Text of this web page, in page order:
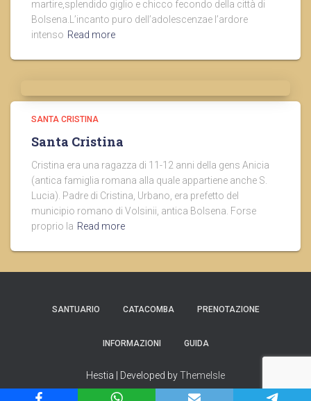
martire,splendido giglio e chicco fecondo della città di
Bolsena.L’incanto puro dell’adolescenzae l’ardore
intenso Read more
SANTA CRISTINA
Santa Cristina
Cristina era una ragazza di 11-12 anni della gens Anicia
(antica famiglia romana alla quale appartiene anche S.
Lucia). Padre di Cristina, Urbano, era prefetto del
municipio romano di Volsinii, antica Bolsena. Forse
proprio la Read more
SANTUARIO CATACOMBA PRENOTAZIONE
INFORMAZIONI GUIDA
Hestia | Developed byThemeIsle